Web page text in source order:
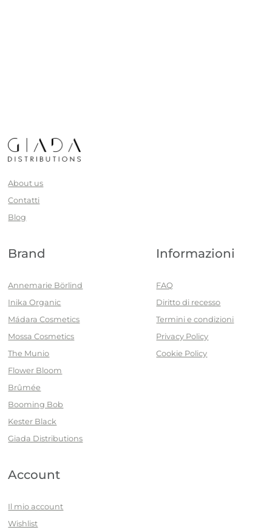
About us
Contatti
Blog
Brand
Annemarie Börlind
Inika Organic
Mádara Cosmetics
Mossa Cosmetics
The Munio
Flower Bloom
Brûmée
Booming Bob
Kester Black
Giada Distributions
Informazioni
FAQ
Diritto di recesso
Termini e condizioni
Privacy Policy
Cookie Policy
Account
Il mio account
Wishlist